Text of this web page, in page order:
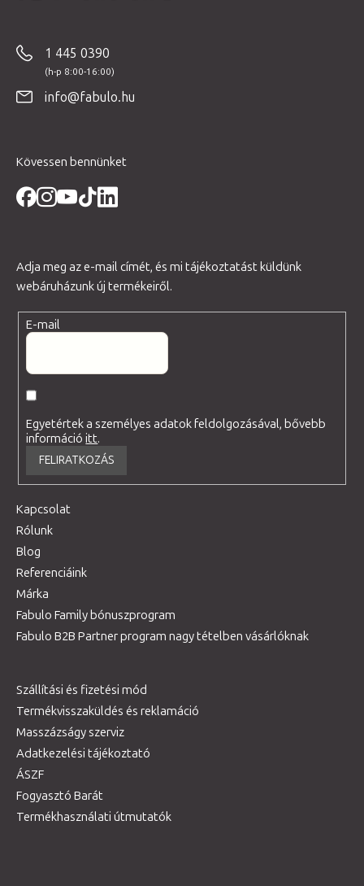
1 445 0390
info@fabulo.hu
Kövessen bennünket
Adja meg az e-mail címét, és mi tájékoztatást küldünk
webáruházunk új termékeiről.
E-mail
Egyetértek a személyes adatok feldolgozásával, bővebb
információitt.
FELIRATKOZÁS
Kapcsolat
Rólunk
Blog
Referenciáink
Márka
Fabulo Family bónuszprogram
Fabulo B2B Partner program nagy tételben vásárlóknak
Szállítási és fizetési mód
Termékvisszaküldés és reklamáció
Masszázságy szerviz
Adatkezelési tájékoztató
ÁSZF
Fogyasztó Barát
Termékhasználati útmutatók